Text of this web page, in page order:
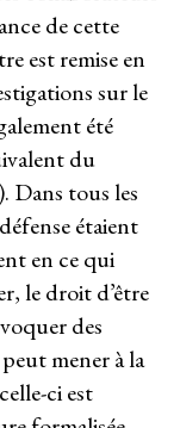
de cette
est remise en
sur le
été
du
Dans tous les
étaient
en ce qui
le droit d’être
des
mener à la
ci est